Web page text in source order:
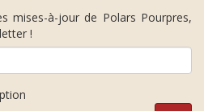
mises-à-jour de Polars Pourpres,
!